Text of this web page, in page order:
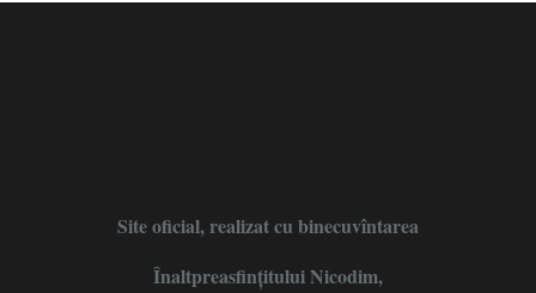
Site oficial, realizat cu binecuvîntarea
Înaltpreasfințitului Nicodim,